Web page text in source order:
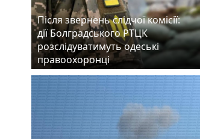
Після звернень слідчої комісії:
дії Болградського РТЦК
розслідуватимуть одеські
правоохоронці